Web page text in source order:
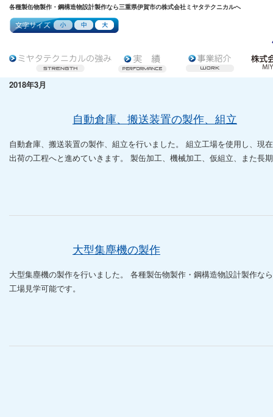
各種製缶物製作・鋼構造物設計製作なら三重県伊賀市の株式会社ミヤタテクニカルへ
2018年3月
自動倉庫、搬送装置の製作、組立
自動倉庫、搬送装置の製作、組立を行いました。 組立工場を使用し、
出荷の工程へと進めていきます。 製缶加工、機械加工、仮組立、また長
大型集塵機の製作
大型集塵機の製作を行いました。 各種製缶物製作・鋼構造物設計製作
工場見学可能です。